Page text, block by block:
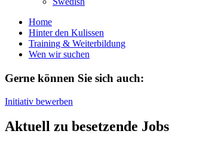
Home
Hinter den Kulissen
Training & Weiterbildung
Wen wir suchen
Gerne können Sie sich auch:
Initiativ bewerben
Aktuell zu besetzende Jobs